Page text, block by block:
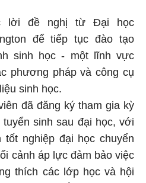
lời đề nghị từ Đại học
để tiếp tục đào tạo
sinh học - một lĩnh vực
phương pháp và công cụ
sinh học.
đã đăng ký tham gia kỳ
sinh sau đại học, với
tốt nghiệp đại học chuyển
cảnh áp lực đảm bảo việc
thích các lớp học và hội